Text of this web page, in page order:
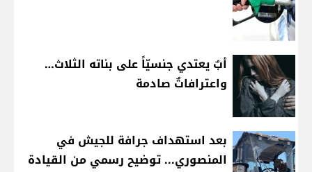
أبٌ يعتدي جنسيّاً على بناته الثلاث…
واعترافاتٌ صادمة
بعد استهداف جرافة للجيش في
المنصوري... توضيح رسمي من القيادة